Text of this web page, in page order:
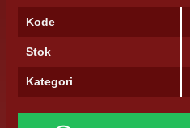
Kode
Stok
Kategori